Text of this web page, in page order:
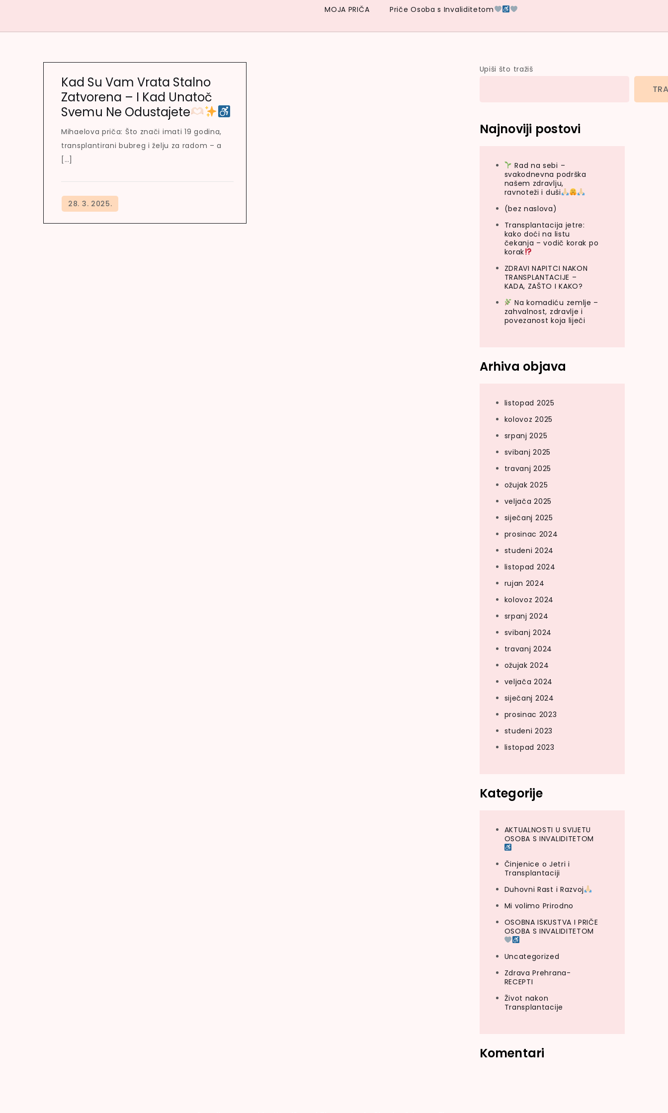
MOJA PRIČA Priče Osoba s Invaliditetom
Kad Su Vam Vrata Stalno
Zatvorena – I Kad Unatoč
Svemu Ne Odustajete
Mihaelova priča: Što znači imati 19 godina,
transplantirani bubreg i želju za radom – a
[…]
Upiši što tražiš
Najnoviji postovi
Rad na sebi –
svakodnevna podrška
našem zdravlju,
ravnoteži i duši
(bez naslova)
Transplantacija jetre:
kako doći na listu
čekanja – vodič korak po
korak
ZDRAVI NAPITCI NAKON
TRANSPLANTACIJE –
KADA, ZAŠTO I KAKO?
Na komadiću zemlje –
zahvalnost, zdravlje i
povezanost koja liječi
Arhiva objava
listopad 2025
kolovoz 2025
srpanj 2025
svibanj 2025
travanj 2025
ožujak 2025
veljača 2025
siječanj 2025
prosinac 2024
studeni 2024
listopad 2024
rujan 2024
kolovoz 2024
srpanj 2024
svibanj 2024
travanj 2024
ožujak 2024
veljača 2024
siječanj 2024
prosinac 2023
studeni 2023
listopad 2023
Kategorije
AKTUALNOSTI U SVIJETU
OSOBA S INVALIDITETOM
Činjenice o Jetri i
Transplantaciji
Duhovni Rast i Razvoj
Mi volimo Prirodno
OSOBNA ISKUSTVA I PRIČE
OSOBA S INVALIDITETOM
Uncategorized
Zdrava Prehrana-
RECEPTI
Život nakon
Transplantacije
Komentari